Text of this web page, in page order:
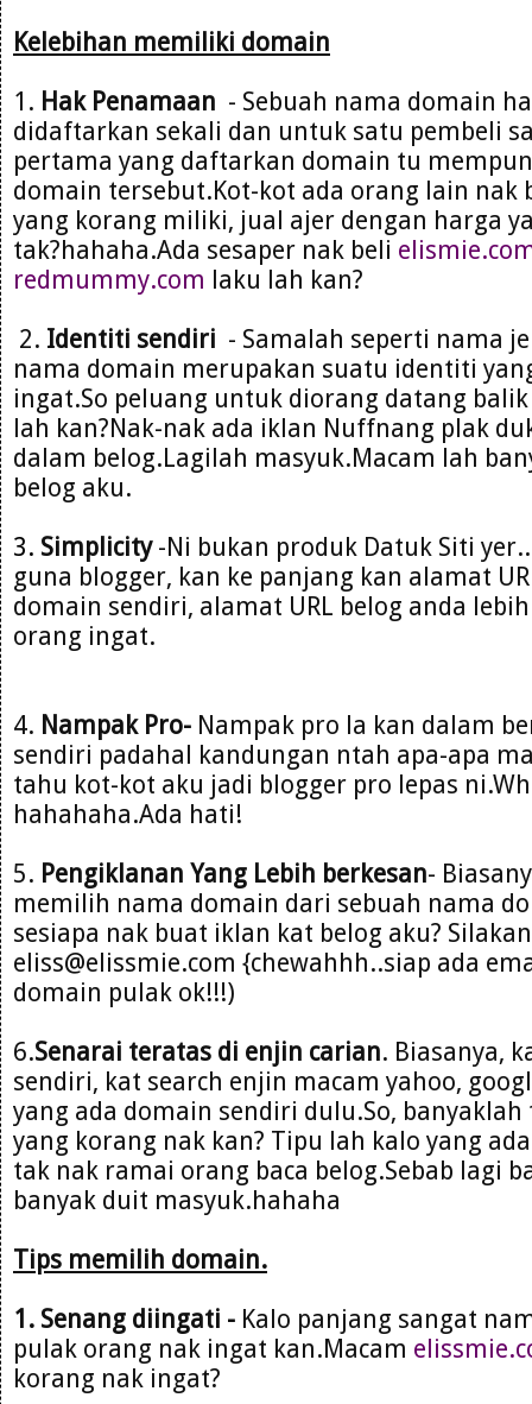
Kelebihan memiliki domain
1. Hak Penamaan - Sebuah nama domain
didaftarkan sekali dan untuk satu pembeli
pertama yang daftarkan domain tu
domain tersebut.Kot-kot ada orang lain nak
yang korang miliki, jual ajer dengan harga
tak?hahaha.Ada sesaper nak beli
redmummy.com laku lah kan?
2. Identiti sendiri - Samalah seperti nama
nama domain merupakan suatu identiti
ingat.So peluang untuk diorang datang
lah kan?Nak-nak ada iklan Nuffnang plak
dalam belog.Lagilah masyuk.Macam lah
belog aku.
3. Simplicity -Ni bukan produk Datuk Siti
guna blogger, kan ke panjang kan alamat
domain sendiri, alamat URL belog anda
orang ingat.
4. Nampak Pro- Nampak pro la kan dalam
sendiri padahal kandungan ntah apa-apa
tahu kot-kot aku jadi blogger pro lepas
hahahaha.Ada hati!
5. Pengiklanan Yang Lebih berkesan-
memilih nama domain dari sebuah nama
sesiapa nak buat iklan kat belog aku?
eliss@elissmie.com {chewahhh..siap ada
domain pulak ok!!!)
6.Senarai teratas di enjin carian. Biasanya,
sendiri, kat search enjin macam yahoo,
yang ada domain sendiri dulu.So,
yang korang nak kan? Tipu lah kalo yang
tak nak ramai orang baca belog.Sebab lagi
banyak duit masyuk.hahaha
Tips memilih domain.
1. Senang diingati - Kalo panjang sangat
pulak orang nak ingat kan.Macam
korang nak ingat?